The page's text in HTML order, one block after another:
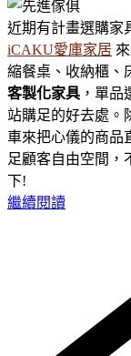
近期有計畫選購家
iCAKU愛庫家居
縮餐桌、收納櫃、
客製化家具 ，單
站購足的好去處。
車來把心儀的商品
足顧客自由空間，
下!
繼續閱讀